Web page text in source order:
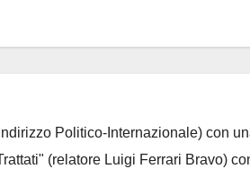
Politico-Internazionale) con
(relatore Luigi Ferrari Bravo)